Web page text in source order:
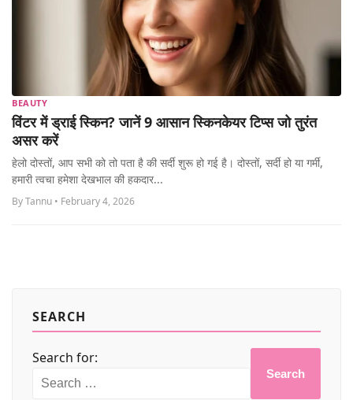
BEAUTY
विंटर में ड्राई स्किन? जानें 9 आसान स्किनकेयर टिप्स जो तुरंत
असर करें
हेलो दोस्तों, आप सभी को तो पता है की सर्दी शुरू हो गई है। दोस्तों, सर्दी हो या गर्मी,
हमारी त्वचा हमेशा देखभाल की हकदार...
By Tannu • February 4, 2026
SEARCH
Search for:
Search